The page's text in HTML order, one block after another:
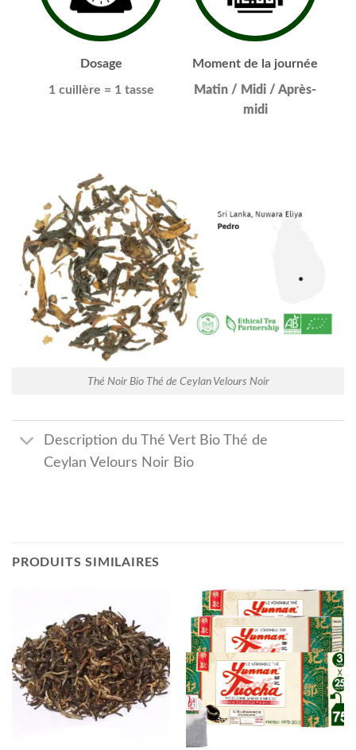
Dosage
1 cuillère = 1 tasse
Moment de la journée
Matin / Midi / Après-
midi
Thé Noir Bio Thé de Ceylan Velours Noir
Description du Thé Vert Bio Thé de
Ceylan Velours Noir Bio
PRODUITS SIMILAIRES